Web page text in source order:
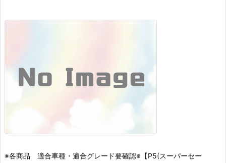
※各商品 適合車種・適合グレード要確認※ 【P5(スーパーセー